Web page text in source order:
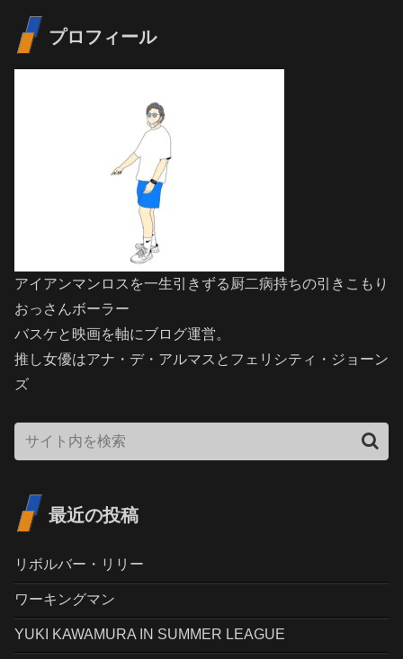
プロフィール
アイアンマンロスを一生引きずる厨二病持ちの引きこもり
おっさんボーラー
バスケと映画を軸にブログ運営。
推し女優はアナ・デ・アルマスとフェリシティ・ジョーン
ズ
最近の投稿
リボルバー・リリー
ワーキングマン
YUKI KAWAMURA IN SUMMER LEAGUE